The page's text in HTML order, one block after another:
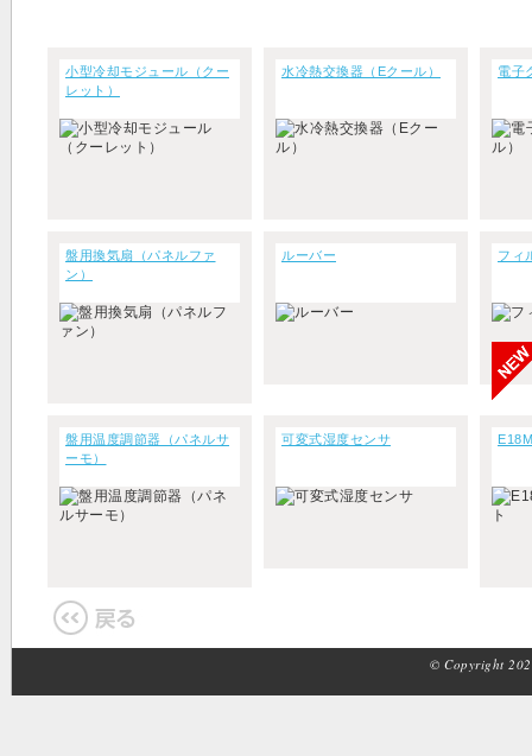
小型冷却モジュール（クー
レット）
水冷熱交換器（Eクール） 電子
盤用換気扇（パネルファ
ン）
ルーバー フィ
盤用温度調節器（パネルサ
ーモ）
可変式湿度センサ
© Copyright